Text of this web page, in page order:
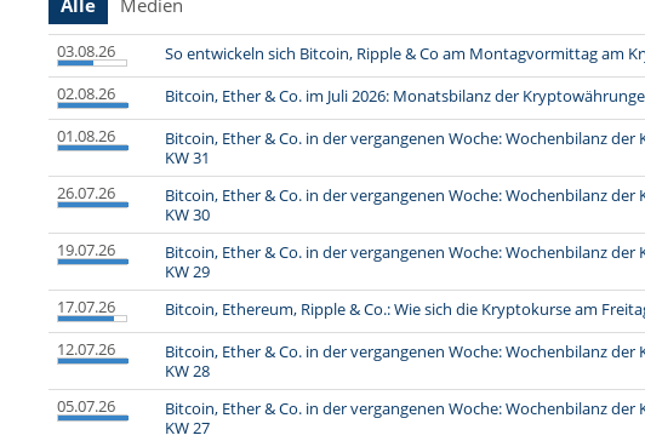
Alle Medien
03.08.26
So entwickeln sich Bitcoin, Ripple & Co am Montagvormittag am
02.08.26
Bitcoin, Ether & Co. im Juli 2026: Monatsbilanz der
01.08.26
Bitcoin, Ether & Co. in der vergangenen Woche: Wochenbilanz
KW 31
26.07.26
Bitcoin, Ether & Co. in der vergangenen Woche: Wochenbilanz
KW 30
19.07.26
Bitcoin, Ether & Co. in der vergangenen Woche: Wochenbilanz
KW 29
17.07.26
Bitcoin, Ethereum, Ripple & Co.: Wie sich die Kryptokurse am
12.07.26
Bitcoin, Ether & Co. in der vergangenen Woche: Wochenbilanz
KW 28
05.07.26
Bitcoin, Ether & Co. in der vergangenen Woche: Wochenbilanz
KW 27